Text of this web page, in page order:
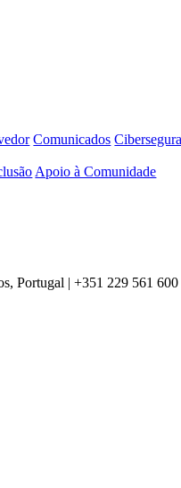
Comunicados
Apoio à Comunidade
Portugal | +351 229 561 600